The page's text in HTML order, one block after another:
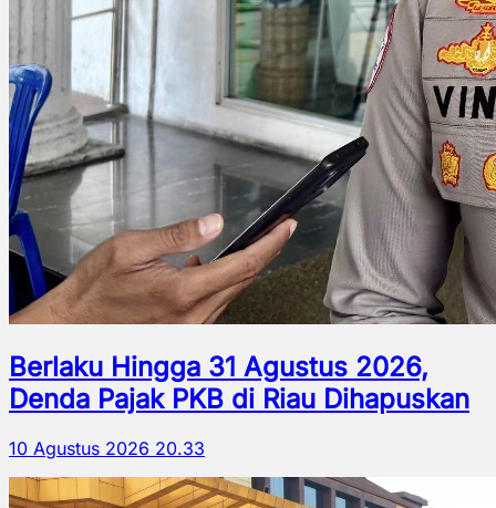
Berlaku Hingga 31 Agustus 2026,
Denda Pajak PKB di Riau Dihapuskan
10 Agustus 2026 20.33